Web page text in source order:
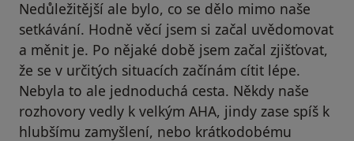
Nedůležitější ale bylo, co se dělo mimo naše
setkávání. Hodně věcí jsem si začal uvědomovat
a měnit je. Po nějaké době jsem začal zjišťovat,
že se v určitých situacích začínám cítit lépe.
Nebyla to ale jednoduchá cesta. Někdy naše
rozhovory vedly k velkým AHA, jindy zase spíš k
hlubšímu zamyšlení, nebo krátkodobému